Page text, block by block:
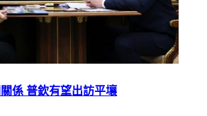
係 普欽有望出訪平壤